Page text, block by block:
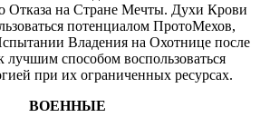
Отказа на Стране Мечты. Духи Крови
потенциалом ПротоМехов,
Владения на Охотнице после
лучшим способом воспользоваться
при их ограниченных ресурсах.
ВОЕННЫЕ